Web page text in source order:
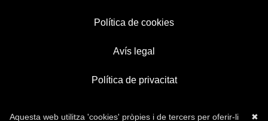
Política de cookies
Avís legal
Política de privacitat
✖
Aquesta web utilitza 'cookies' pròpies i de tercers per oferir-li